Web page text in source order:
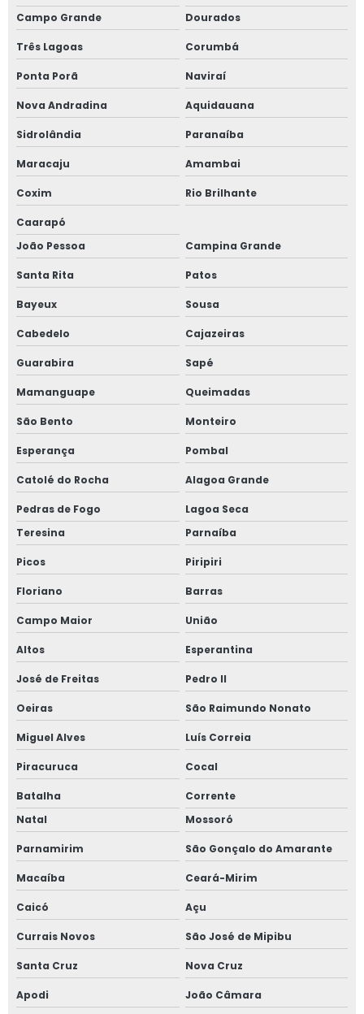
Campo Grande
Dourados
Três Lagoas Corumbá
Ponta Porã Naviraí
Nova Andradina Aquidauana
Sidrolândia Paranaíba
Maracaju Amambai
Coxim Rio Brilhante
Caarapó
João Pessoa
Campina Grande
Santa Rita Patos
Bayeux Sousa
Cabedelo Cajazeiras
Guarabira Sapé
Mamanguape Queimadas
São Bento Monteiro
Esperança Pombal
Catolé do Rocha Alagoa Grande
Pedras de Fogo
Lagoa Seca
Teresina
Parnaíba
Picos Piripiri
Floriano Barras
Campo Maior União
Altos Esperantina
José de Freitas Pedro II
Oeiras São Raimundo Nonato
Miguel Alves Luís Correia
Piracuruca Cocal
Batalha
Corrente
Natal
Mossoró
Parnamirim São Gonçalo do Amarante
Macaíba Ceará-Mirim
Caicó Açu
Currais Novos São José de Mipibu
Santa Cruz Nova Cruz
Apodi João Câmara